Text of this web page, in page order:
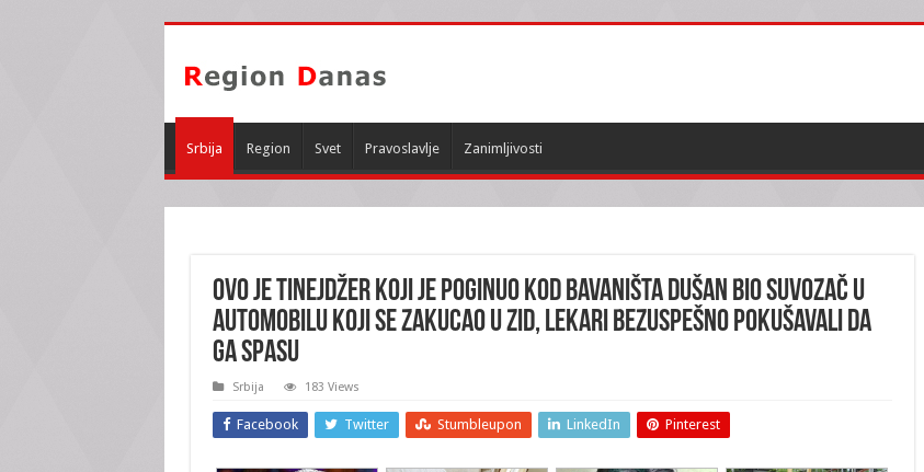
Srbija Region Svet Pravoslavlje Zanimljivosti
OVO JE TINEJDŽER KOJI JE POGINUO KOD BAVANIŠTA Dušan bio suvozač u
automobilu koji se zakucao u zid, lekari bezuspešno pokušavali da
ga spasu
Srbija 183 Views
Facebook Twitter Stumbleupon LinkedIn Pinterest